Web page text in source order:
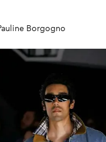
Borgogno